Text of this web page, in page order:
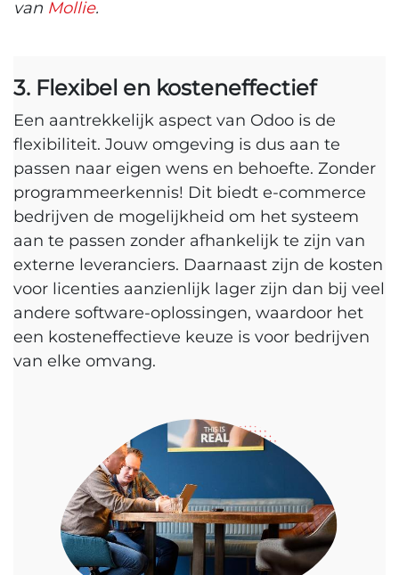
van Mollie.
3. Flexibel en kosteneffectief
Een aantrekkelijk aspect van Odoo is de
flexibiliteit. Jouw omgeving is dus aan te
passen naar eigen wens en behoefte. Zonder
programmeerkennis! Dit biedt e-commerce
bedrijven de mogelijkheid om het systeem
aan te passen zonder afhankelijk te zijn van
externe leveranciers. Daarnaast zijn de kosten
voor licenties aanzienlijk lager zijn dan bij veel
andere software-oplossingen, waardoor het
een kosteneffectieve keuze is voor bedrijven
van elke omvang.